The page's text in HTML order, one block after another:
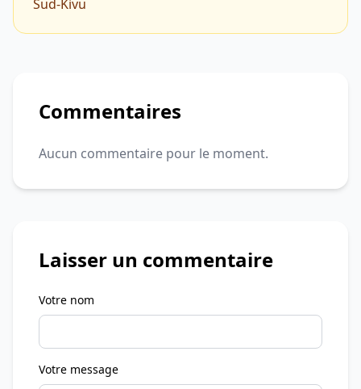
Sud-Kivu
Commentaires
Aucun commentaire pour le moment.
Laisser un commentaire
Votre nom
Votre message